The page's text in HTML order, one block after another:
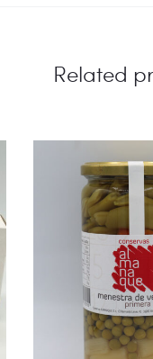
Related